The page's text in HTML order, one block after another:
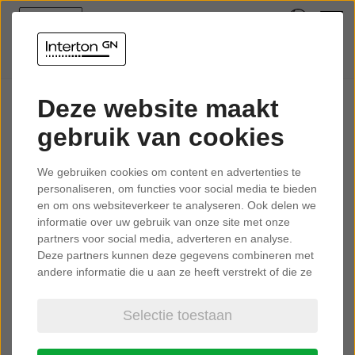
Deze website maakt
gebruik van cookies
We gebruiken cookies om content en advertenties te
personaliseren, om functies voor social media te bieden
en om ons websiteverkeer te analyseren. Ook delen we
informatie over uw gebruik van onze site met onze
partners voor social media, adverteren en analyse.
Deze partners kunnen deze gegevens combineren met
andere informatie die u aan ze heeft verstrekt of die ze
Selectie toestaan
Privacybeleid
1. Inleiding
GN respecteert uw privacy en maakt zich sterk voor de
bescherming van uw persoonsgegevens. Dit privacybeleid
biedt informatie over de wijze waarop GN uw
persoonsgegevens verzamelt en verwerkt als u onze
ons communiceert, bijvoorbeeld in verband met verzoeken